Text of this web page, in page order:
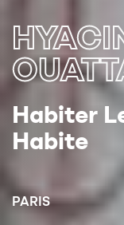
Habiter
Habite
PARIS